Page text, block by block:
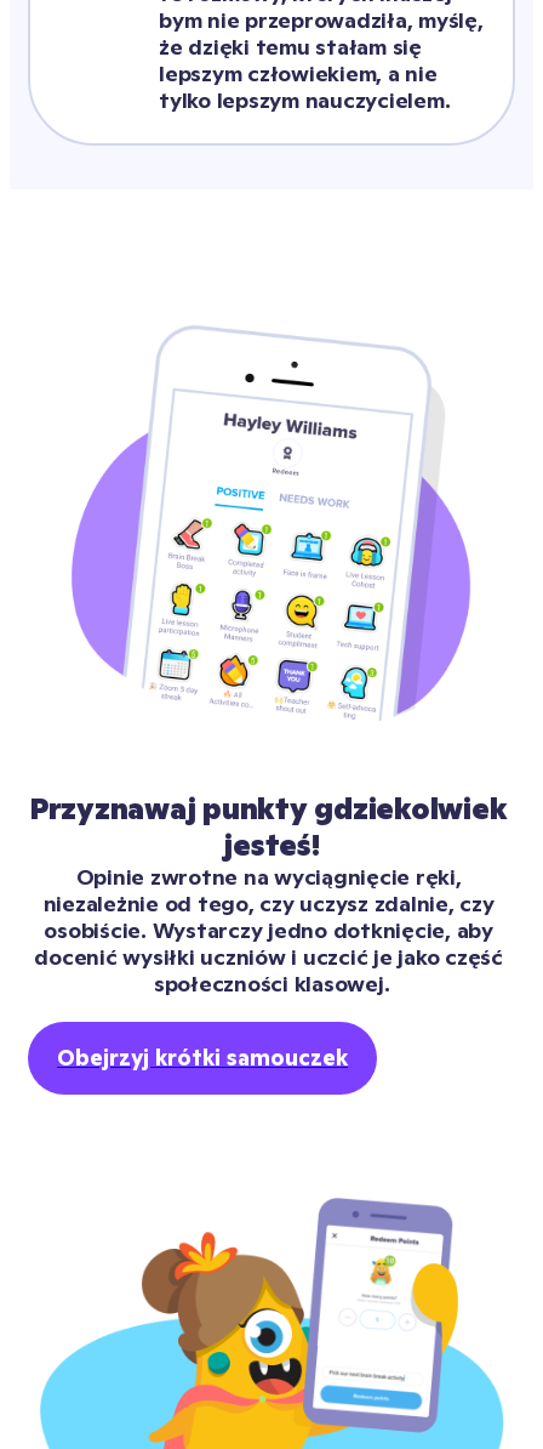
bym nie przeprowadziła, myślę,
że dzięki temu stałam się
lepszym człowiekiem, a nie
tylko lepszym nauczycielem.
Przyznawaj punkty gdziekolwiek
jesteś!
Opinie zwrotne na wyciągnięcie ręki,
niezależnie od tego, czy uczysz zdalnie, czy
osobiście. Wystarczy jedno dotknięcie, aby
docenić wysiłki uczniów i uczcić je jako część
społeczności klasowej.
Obejrzyj krótki samouczek